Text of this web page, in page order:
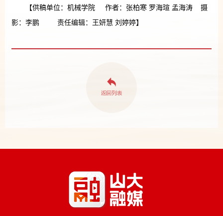
【供稿单位：机械学院 作者：张柏寒 罗海瑄 孟海涛 摄
影：李鹏 责任编辑：王妍慧 刘婷婷】